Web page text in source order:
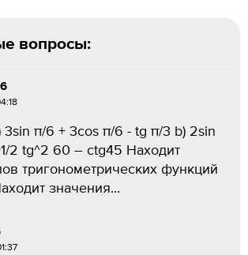
вопросы:
3sin π/6 + 3cos π/6 - tg π/3 b) 2sin
2 tg^2 60 – ctg45 Находит
тригонометрических функций
значения...